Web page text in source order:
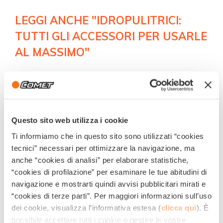
Questo sito web utilizza i cookie
Ti informiamo che in questo sito sono utilizzati “cookies
tecnici” necessari per ottimizzare la navigazione, ma
anche “cookies di analisi” per elaborare statistiche,
“cookies di profilazione” per esaminare le tue abitudini di
navigazione e mostrarti quindi avvisi pubblicitari mirati e
“cookies di terze parti”. Per maggiori informazioni sull’uso
dei cookie, visualizza l’informativa estesa (clicca qui). È
possibile accettare tutti i cookie o gestire le vostre
LEGGI ANCHE "IDROPULITRICI:
TUTTI GLI ACCESSORI PER USARLE
AL MASSIMO"
MODELLO DI IDROPULITRICE
Puoi sceglierel’idropulitrice più adattaal tuo scopo
basandoti, innanzitutto, sulla grandezza della tua
piscina : più è grande l’area da pulire e più ti conviene
affidarti a un modello di gamma professionale o
semiprofessionale, con un motore ad alta potenza.